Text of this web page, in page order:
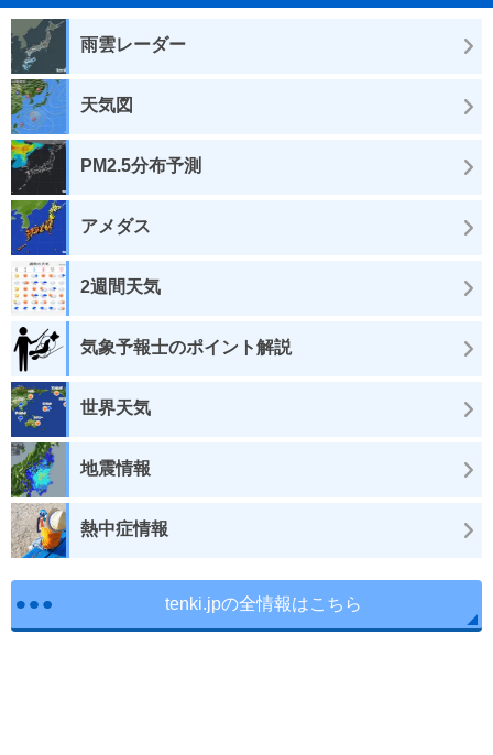
雨雲レーダー
天気図
PM2.5分布予測
アメダス
2週間天気
気象予報士のポイント解説
世界天気
地震情報
熱中症情報
tenki.jpの全情報はこちら